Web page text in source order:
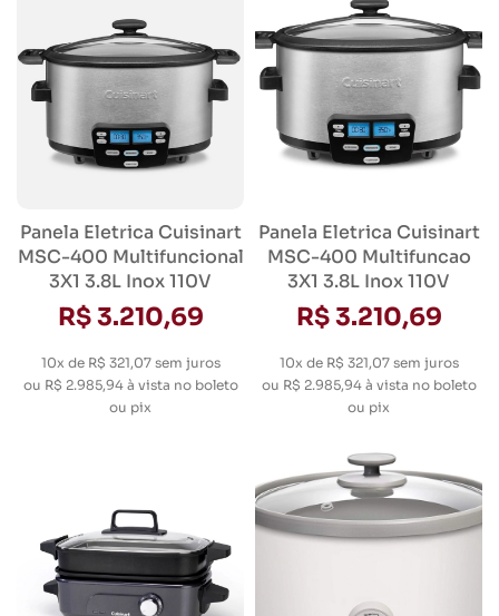
Panela Eletrica Cuisinart
MSC-400 Multifuncional
3X1 3.8L Inox 110V
R$ 3.210,69
10x de R$ 321,07 sem juros
ou R$ 2.985,94à vista no boleto
ou pix
Panela Eletrica Cuisinart
MSC-400 Multifuncao
3X1 3.8L Inox 110V
R$ 3.210,69
10x de R$ 321,07 sem juros
ou R$ 2.985,94à vista no boleto
ou pix